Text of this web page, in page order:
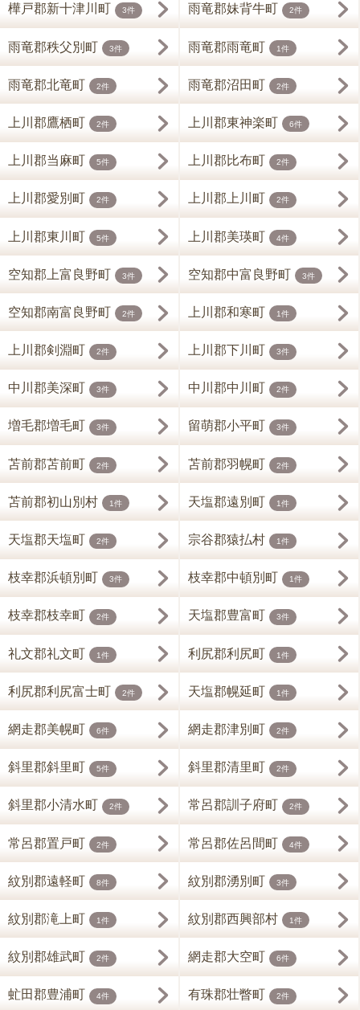
樺戸郡新十津川町 3件 雨竜郡妹背牛町 2件
雨竜郡秩父別町 3件 雨竜郡雨竜町 1件
雨竜郡北竜町 2件 雨竜郡沼田町 2件
上川郡鷹栖町 2件 上川郡東神楽町 6件
上川郡当麻町 5件 上川郡比布町 2件
上川郡愛別町 2件 上川郡上川町 2件
上川郡東川町 5件 上川郡美瑛町 4件
空知郡上富良野町 3件 空知郡中富良野町 3件
空知郡南富良野町 2件 上川郡和寒町 1件
上川郡剣淵町 2件 上川郡下川町 3件
中川郡美深町 3件 中川郡中川町 2件
増毛郡増毛町 3件 留萌郡小平町 3件
苫前郡苫前町 2件 苫前郡羽幌町 2件
苫前郡初山別村 1件 天塩郡遠別町 1件
天塩郡天塩町 2件 宗谷郡猿払村 1件
枝幸郡浜頓別町 3件 枝幸郡中頓別町 1件
枝幸郡枝幸町 2件 天塩郡豊富町 3件
礼文郡礼文町 1件 利尻郡利尻町 1件
利尻郡利尻富士町 2件 天塩郡幌延町 1件
網走郡美幌町 6件 網走郡津別町 2件
斜里郡斜里町 5件 斜里郡清里町 2件
斜里郡小清水町 2件 常呂郡訓子府町 2件
常呂郡置戸町 2件 常呂郡佐呂間町 4件
紋別郡遠軽町 8件 紋別郡湧別町 3件
紋別郡滝上町 1件 紋別郡西興部村 1件
紋別郡雄武町 2件 網走郡大空町 6件
虻田郡豊浦町 4件 有珠郡壮瞥町 2件